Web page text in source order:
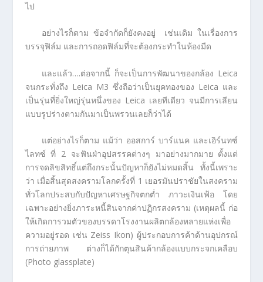
ไป
อย่างไรก็ตาม ข้อจำกัดก็ยังคงอยู่ เช่นเดิม ในเรื่องการ
บรรจุฟิล์ม และการถอดฟิล์มที่จะต้องกระทำในห้องมืด
และแล้ว….ต่อจากนี้ ก็จะเป็นการพัฒนาของกล้อง Leica
จนกระทั่งถึง Leica M3 ซึ่งถือว่าเป็นยุคทองของ Leica และ
เป็นรุ่นที่ยิ่งใหญ่รุ่นหนึ่งของ Leica เลยทีเดียว จนมีการเลียน
แบบรูปร่างตามกันมาเป็นพรวนเลยก็ว่าได้
แต่อย่างไรก็ตาม แม้ว่า ออสการ์ บาร์แนค และเอิร์นทซ์
ไลทซ์ ที่ 2 จะฟันฝ่าอุปสรรคต่างๆ มาอย่างมากมาย ตั้งแต่
การจดลิขสิทธิ์แต่ถึงกระนั้นปัญหาก็ยังไม่หมดสิ้น ทั้งนี้เพราะ
ว่า เมื่อสิ้นสุดสงครามโลกครั้งที่ 1 เยอรมันปราชัยในสงคราม
ทั่วโลกประสบกับปัญหาเศรษฐกิจตกต่ำ ภาวะเงินเฟ้อ โดย
เฉพาะอย่างยิ่งภาระหนี้สินจากค่าปฏิกรสงคราม (เหตุผลนี้ ก่อ
ให้เกิดการวมตัวของบรรดาโรงงานผลิตกล้องหลายแห่งเพื่อ
ความอยู่รอด เช่น Zeiss Ikon) ผู้ประกอบการค้าด้านอุปกรณ์
การถ่ายภาพ ต่างก็ได้กักตุนสินค้ากล้องแบบกระจกเคลือบ
(Photo glassplate)